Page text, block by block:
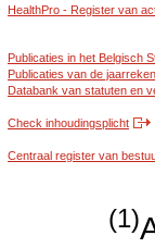
HealthPro - Register van
Publicaties in het Belgisch
Publicaties van de
Databank van statuten en
Check inhoudingsplicht
Centraal register van
(1)